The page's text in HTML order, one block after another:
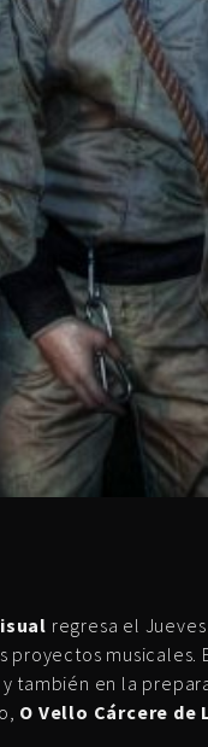
regresa el
proyectos musicales.
también en la
O Vello Cárcere de